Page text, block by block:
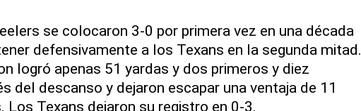
se colocaron 3-0 por primera vez en una década
defensivamente a los Texans en la segunda mitad.
logró apenas 51 yardas y dos primeros y diez
del descanso y dejaron escapar una ventaja de 11
Los Texans dejaron su registro en 0-3.